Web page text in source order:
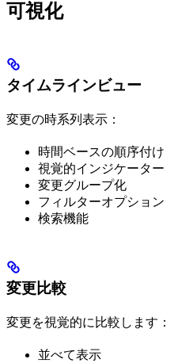
可視化
タイムラインビュー
変更の時系列表示：
時間ベースの順序付け
視覚的インジケーター
変更グループ化
フィルターオプション
検索機能
変更比較
変更を視覚的に比較します：
並べて表示